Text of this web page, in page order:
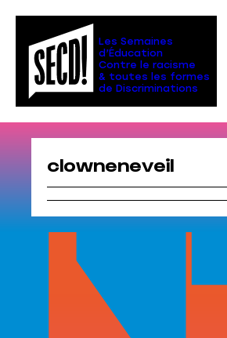
contenu
Les Semaines
d’Éducation
Contre le racisme
& toutes les formes
de Discriminations
clowneneveil